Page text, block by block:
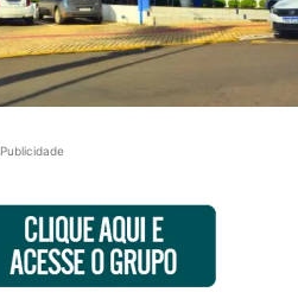
Publicidade